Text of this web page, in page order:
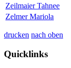
Zeilmaier Tahnee
Zelmer Mariola
drucken nach oben
Quicklinks